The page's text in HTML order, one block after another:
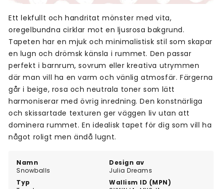
Namn
Snowballs
Design av
Julia Dreams
Typ
Wallism ID (MPN)
Ett lekfullt och handritat mönster med vita,
oregelbundna cirklar mot en ljusrosa bakgrund.
Tapeten har en mjuk och minimalistisk stil som skapar
en lugn och drömsk känsla i rummet. Den passar
perfekt i barnrum, sovrum eller kreativa utrymmen
där man vill ha en varm och vänlig atmosfär. Färgerna
går i beige, rosa och neutrala toner som lätt
harmoniserar med övrig inredning. Den konstnärliga
och skissartade texturen ger väggen liv utan att
dominera rummet. En idealisk tapet för dig som vill ha
något roligt men ändå lugnt.